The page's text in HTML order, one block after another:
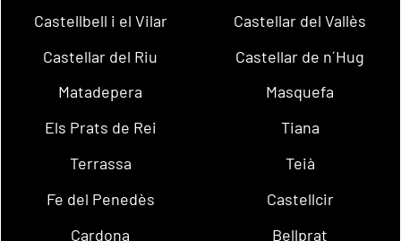
Castellbell i el Vilar
Castellar del Vallès
Castellar del Riu
Castellar de n´Hug
Matadepera
Masquefa
Els Prats de Rei
Tiana
Terrassa
Teià
Fe del Penedès
Castellcir
Cardona
Bellprat